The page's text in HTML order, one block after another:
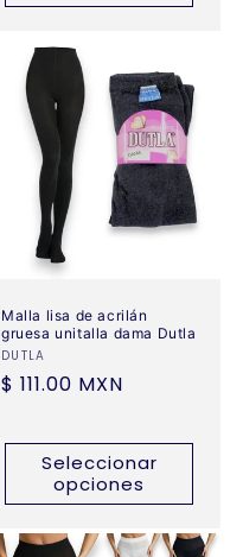
Malla lisa de acrilán
gruesa unitalla dama Dutla
Proveedor:
DUTLA
Precio
$ 111.00 MXN
Seleccionar
opciones